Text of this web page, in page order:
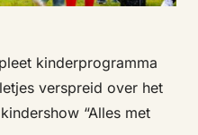
kinderprogramma
verspreid over het
“Alles met